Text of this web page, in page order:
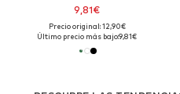
9,81€
Precio original: 12,90€
Último precio más bajo:9,81€